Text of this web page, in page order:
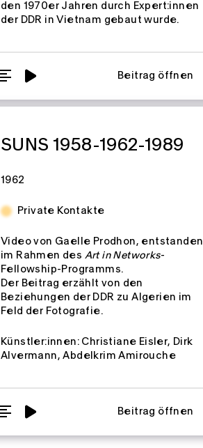
den 1970er Jahren durch Expert:innen
der DDR in Vietnam gebaut wurde.
Beitrag öffnen
SUNS 1958-1962-1989
Zeitspannen:
1962
Private Kontakte
Video von Gaelle Prodhon, entstanden
im Rahmen des Art in Networks-
Fellowship-Programms.
Der Beitrag erzählt von den
Beziehungen der DDR zu Algerien im
Feld der Fotografie.
Künstler:innen: Christiane Eisler
Dirk
Alvermann
Abdelkrim Amirouche
Beitrag öffnen